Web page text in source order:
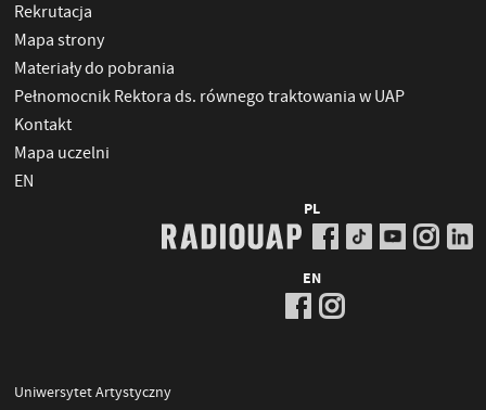
Rekrutacja
Mapa strony
Materiały do pobrania
Pełnomocnik Rektora ds. równego traktowania w UAP
Kontakt
Mapa uczelni
EN
PL
EN
Uniwersytet Artystyczny